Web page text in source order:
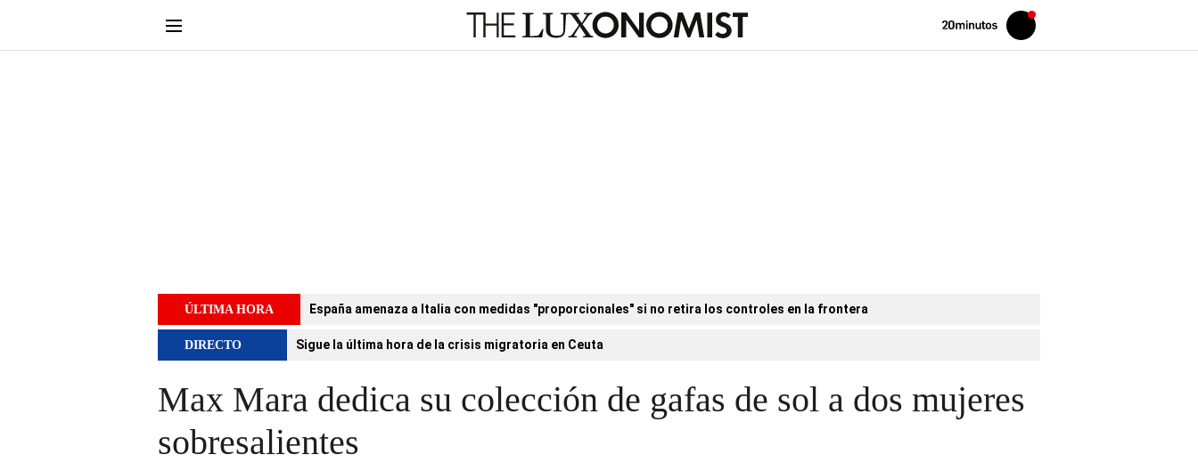
Volver
Iniciar
sesión
ÚLTIMA HORA España amenaza a Italia con medidas "proporcionales" si no retira los controles en la frontera
DIRECTO Sigue la última hora de la crisis migratoria en Ceuta
Max Mara dedica su colección de gafas de sol a dos mujeres
sobresalientes